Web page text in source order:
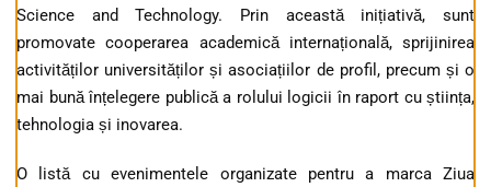
Science and Technology. Prin această inițiativă, sunt
promovate cooperarea academică internațională, sprijinirea
activităților universităților și asociațiilor de profil, precum și o
mai bună înțelegere publică a rolului logicii în raport cu știința,
tehnologia și inovarea.
O listă cu evenimentele organizate pentru a marca Ziua